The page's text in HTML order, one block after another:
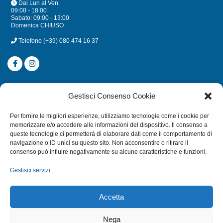
Gestisci Consenso Cookie
Per fornire le migliori esperienze, utilizziamo tecnologie come i cookie per
memorizzare e/o accedere alle informazioni del dispositivo. Il consenso a
queste tecnologie ci permetterà di elaborare dati come il comportamento di
navigazione o ID unici su questo sito. Non acconsentire o ritirare il
consenso può influire negativamente su alcune caratteristiche e funzioni.
Gestisci servizi
Accetta
Nega
Dal Lun al Ven.
09:00 - 18:00
Sabato: 09:00 - 13:00
Domenica CHIUSO
Telefono (+39) 080 474 16 37
CATEGORIE
MULINELLI
CANNE
ACCESSORI NAUTICI